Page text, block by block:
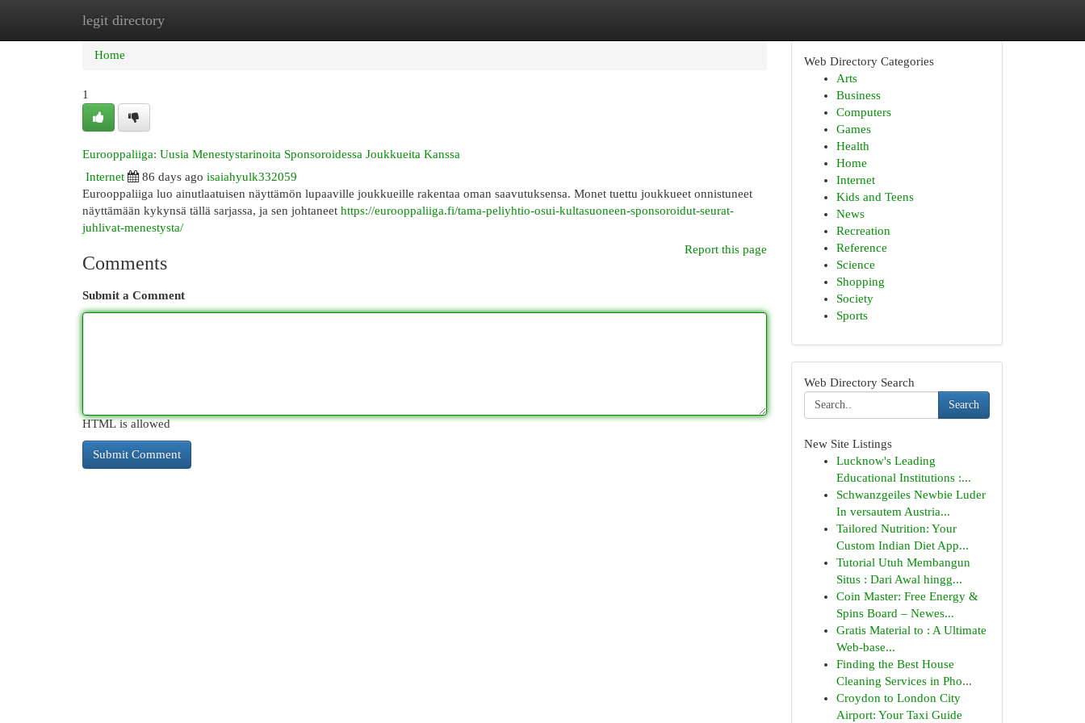
legit directory
Home New Site Listings
Home
1
Eurooppaliiga: Uusia Menestystarinoita Sponsoroidessa Joukkueita Kanssa
Internet
86 days ago isaiahyulk332059
Eurooppaliiga luo ainutlaatuisen näyttämön lupaaville joukkueille rakentaa oman saavutuksensa. Monet tuettu joukkueet onnistuneet
näyttämään kykynsä tällä sarjassa, ja sen johtaneet https://eurooppaliiga.fi/tama-peliyhtio-osui-kultasuoneen-sponsoroidut-seurat-
juhlivat-menestysta/
Report this page
Comments
Submit a Comment
HTML is allowed
Web Directory Categories
Arts
Business
Computers
Games
Health
Home
Internet
Kids and Teens
News
Recreation
Reference
Science
Shopping
Society
Sports
Web Directory Search
Search
New Site Listings
Lucknow's Leading
Educational Institutions :...
Schwanzgeiles Newbie Luder
In versautem Austria...
Tailored Nutrition: Your
Custom Indian Diet App...
Tutorial Utuh Membangun
Situs : Dari Awal hingg...
Coin Master: Free Energy &
Spins Board – Newes...
Gratis Material to : A Ultimate
Web-base...
Finding the Best House
Cleaning Services in Pho...
Croydon to London City
Airport: Your Taxi Guide